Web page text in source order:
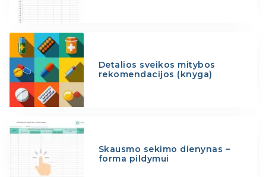
Detalios sveikos mitybos
rekomendacijos (knyga)
Skausmo sekimo dienynas –
forma pildymui